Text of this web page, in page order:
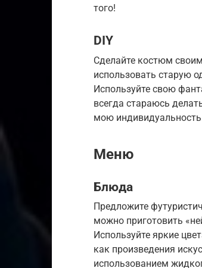
того!
DIY
Сделайте костюм
использовать старую
Используйте свою
всегда стараюсь
мою
Меню
Блюда
Предложите
можно приготовить
Используйте яркие
как произведения
использованием